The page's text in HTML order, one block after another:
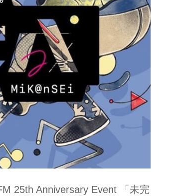
25th Anniversary Event 「未完